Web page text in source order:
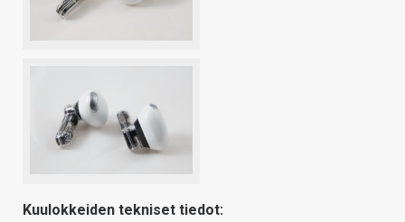
Kuulokkeiden tekniset tiedot: